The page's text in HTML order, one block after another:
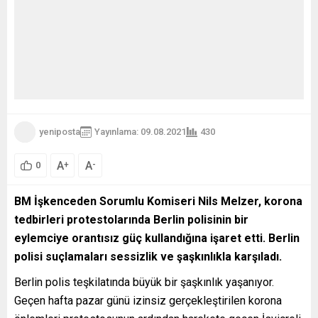
yeniposta Yayınlama: 09.08.2021 430
0 A+ A-
BM İşkenceden Sorumlu Komiseri Nils Melzer, korona
tedbirleri protestolarında Berlin polisinin bir
eylemciye orantısız güç kullandığına işaret etti. Berlin
polisi suçlamaları sessizlik ve şaşkınlıkla karşıladı.
Berlin polis teşkilatında büyük bir şaşkınlık yaşanıyor.
Geçen hafta pazar günü izinsiz gerçekleştirilen korona